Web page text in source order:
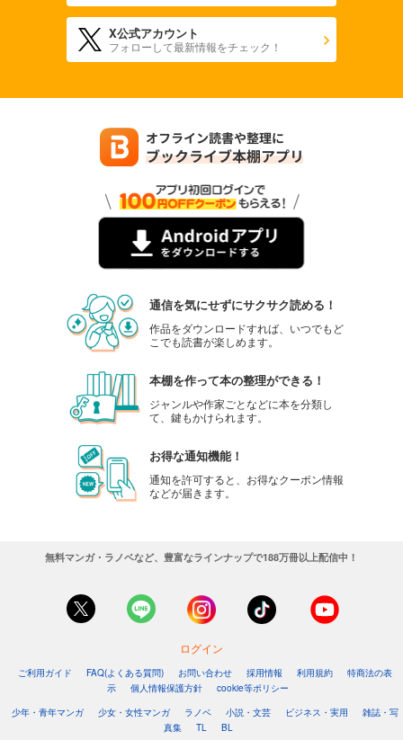
X公式アカウント
フォローして最新情報をチェック！
通信を気にせずにサクサク読める！
作品をダウンロードすれば、いつでもど
こでも読書が楽しめます。
本棚を作って本の整理ができる！
ジャンルや作家ごとなどに本を分類し
て、鍵もかけられます。
お得な通知機能！
通知を許可すると、お得なクーポン情報
などが届きます。
無料マンガ・ラノベなど、豊富なラインナップで188万冊以上配信中！
ログイン
ご利用ガイド FAQ(よくある質問) お問い合わせ 採用情報 利用規約
特商法の表
示
個人情報保護方針
cookie等ポリシー
少年・青年マンガ
少女・女性マンガ ラノベ 小説・文芸 ビジネス・実用
雑誌・写
真集
TL BL